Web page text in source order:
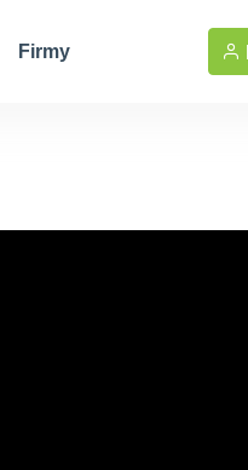
Firmy